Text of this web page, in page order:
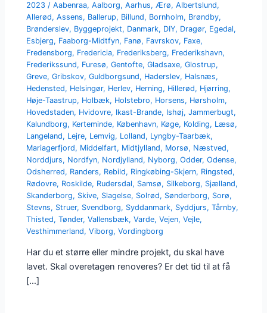
2023/Aabenraa,Aalborg,Aarhus,Ærø,Albertslund,
Allerød,Assens, Ballerup, Billund, Bornholm, Brøndby,
Brønderslev, Byggeprojekt, Danmark, DIY, Dragør, Egedal,
Esbjerg, Faaborg-Midtfyn, Fanø, Favrskov, Faxe,
Fredensborg, Fredericia, Frederiksberg, Frederikshavn,
Frederikssund, Furesø,Gentofte,Gladsaxe,Glostrup,
Greve,Gribskov,Guldborgsund, Haderslev, Halsnæs,
Hedensted, Helsingør, Herlev, Herning, Hillerød, Hjørring,
Høje-Taastrup, Holbæk, Holstebro, Horsens, Hørsholm,
Hovedstaden, Hvidovre, Ikast-Brande, Ishøj,Jammerbugt,
Kalundborg, Kerteminde, København, Køge, Kolding, Læsø,
Langeland, Lejre, Lemvig, Lolland, Lyngby-Taarbæk,
Mariagerfjord, Middelfart, Midtjylland, Morsø, Næstved,
Norddjurs, Nordfyn, Nordjylland, Nyborg,Odder,Odense,
Odsherred, Randers, Rebild, Ringkøbing-Skjern, Ringsted,
Rødovre, Roskilde, Rudersdal, Samsø, Silkeborg, Sjælland,
Skanderborg, Skive, Slagelse, Solrød, Sønderborg, Sorø,
Stevns, Struer, Svendborg, Syddanmark, Syddjurs,Tårnby,
Thisted,Tønder,Vallensbæk,Varde,Vejen,Vejle,
Vesthimmerland,Viborg,Vordingborg
Har du et større eller mindre projekt, du skal have
lavet. Skal overetagen renoveres? Er det tid til at få
[…]